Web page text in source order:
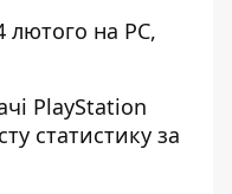
на PC,
PlayStation
статистику за